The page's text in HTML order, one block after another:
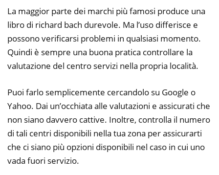
La maggior parte dei marchi più famosi produce una
libro di richard bach durevole. Ma l’uso differisce e
possono verificarsi problemi in qualsiasi momento.
Quindi è sempre una buona pratica controllare la
valutazione del centro servizi nella propria località.
Puoi farlo semplicemente cercandolo su Google o
Yahoo. Dai un’occhiata alle valutazioni e assicurati che
non siano davvero cattive. Inoltre, controlla il numero
di tali centri disponibili nella tua zona per assicurarti
che ci siano più opzioni disponibili nel caso in cui uno
vada fuori servizio.